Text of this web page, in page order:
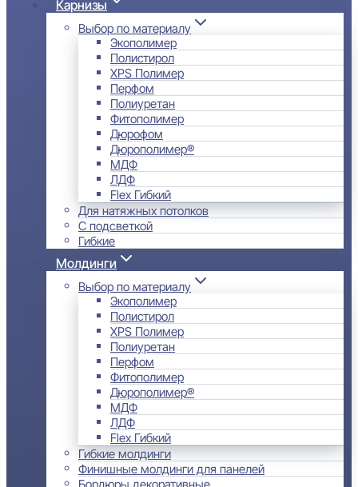
Карнизы
Выбор по материалу
Экополимер
Полистирол
XPS Полимер
Перфом
Полиуретан
Фитополимер
Дюрофом
Дюрополимер®
МДФ
ЛДФ
Flex Гибкий
Для натяжных потолков
С подсветкой
Гибкие
Молдинги
Выбор по материалу
Экополимер
Полистирол
XPS Полимер
Полиуретан
Перфом
Фитополимер
Дюрополимер®
МДФ
ЛДФ
Flex Гибкий
Гибкие молдинги
Финишные молдинги для панелей
Бордюры декоративные